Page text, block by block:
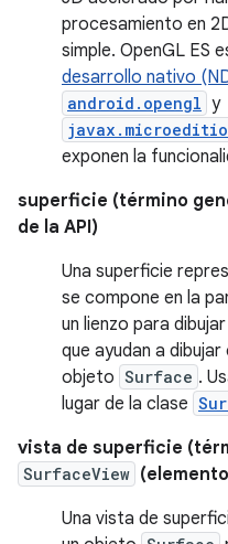
procesamiento en
simple. OpenGL ES
desarrollo nativo
android.opengl y
exponen la
superficie (término
de la API)
Una superficie
se compone en la
un lienzo para
que ayudan a
objeto Surface .
lugar de la clase
vista de superficie
SurfaceView
Una vista de